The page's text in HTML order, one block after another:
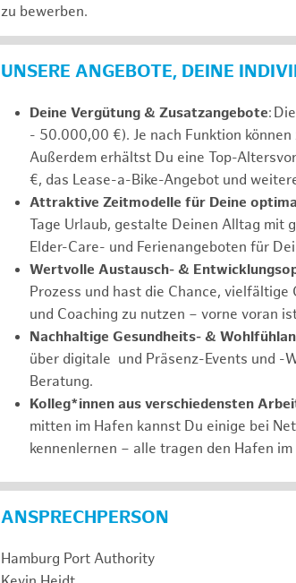
zu bewerben.
UNSERE ANGEBOTE, DEINE
Deine Vergütung & Zusatzangebote:
- 50.000,00 €). Je nach Funktion
Außerdem erhältst Du eine Top-
€, das Lease-a-Bike-Angebot und
Attraktive Zeitmodelle für Deine
Tage Urlaub, gestalte Deinen Alltag
Elder-Care- und Ferienangeboten für
Wertvolle Austausch- &
Prozess und hast die Chance,
und Coaching zu nutzen – vorne voran
Nachhaltige Gesundheits- &
über digitale und Präsenz-Events und -
Beratung.
Kolleg*innen aus verschiedensten
mitten im Hafen kannst Du einige bei
kennenlernen – alle tragen den Hafen im
ANSPRECHPERSON
Hamburg Port Authority